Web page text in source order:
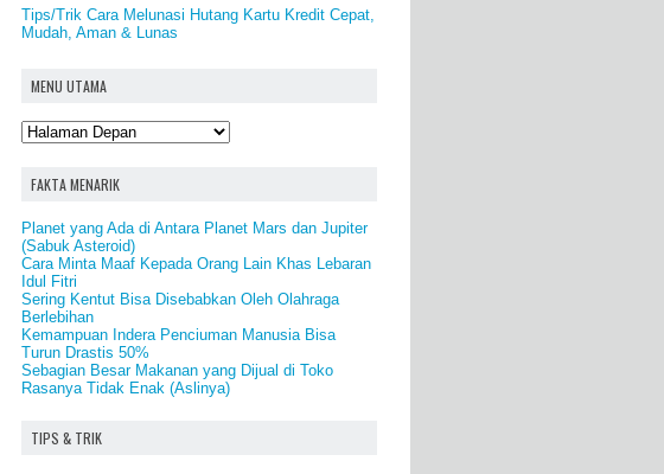
Tips/Trik Cara Melunasi Hutang Kartu Kredit Cepat,
Mudah, Aman & Lunas
MENU UTAMA
FAKTA MENARIK
Planet yang Ada di Antara Planet Mars dan Jupiter
(Sabuk Asteroid)
Cara Minta Maaf Kepada Orang Lain Khas Lebaran
Idul Fitri
Sering Kentut Bisa Disebabkan Oleh Olahraga
Berlebihan
Kemampuan Indera Penciuman Manusia Bisa
Turun Drastis 50%
Sebagian Besar Makanan yang Dijual di Toko
Rasanya Tidak Enak (Aslinya)
TIPS & TRIK